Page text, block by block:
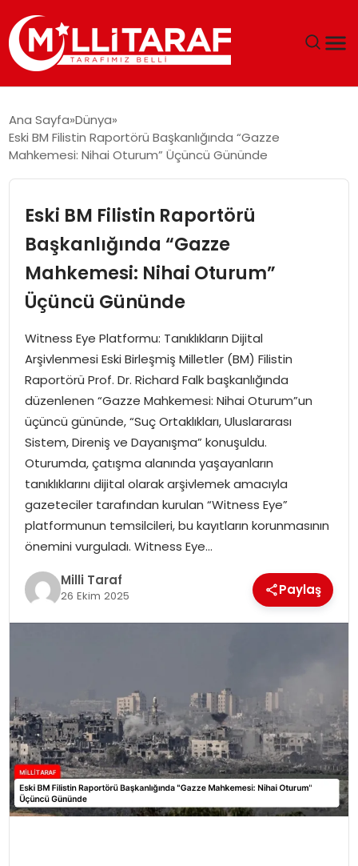
ÖZEL SAYFALAR
SPOR
SIYASET
MAGAZIN
Ana Sayfa Dünya
Eski BM Filistin Raportörü Başkanlığında “Gazze
Mahkemesi: Nihai Oturum” Üçüncü Gününde
Eski BM Filistin Raportörü
Başkanlığında “Gazze
Mahkemesi: Nihai Oturum”
Üçüncü Gününde
Witness Eye Platformu: Tanıklıkların Dijital
Arşivlenmesi Eski Birleşmiş Milletler (BM) Filistin
Raportörü Prof. Dr. Richard Falk başkanlığında
düzenlenen “Gazze Mahkemesi: Nihai Oturum”un
üçüncü gününde, “Suç Ortaklıkları, Uluslararası
Sistem, Direniş ve Dayanışma” konuşuldu.
Oturumda, çatışma alanında yaşayanların
tanıklıklarını dijital olarak arşivlemek amacıyla
gazeteciler tarafından kurulan “Witness Eye”
platformunun temsilcileri, bu kayıtların korunmasının
önemini vurguladı. Witness Eye…
Milli Taraf
26 Ekim 2025 Paylaş